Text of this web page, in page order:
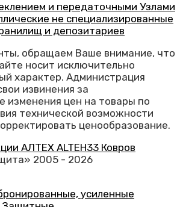
и передаточными Узлами
не специализированные
и депозитариев
обращаем Ваше внимание, что
носит исключительно
характер. Администрация
извинения за
изменения цен на товары по
технической возможности
ценообразование.
2005 - 2026
усиленные